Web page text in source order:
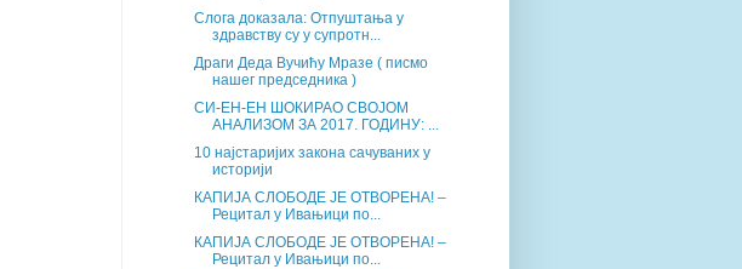
Слога доказала: Отпуштања у
здравству су у супротн...
Драги Деда Вучићу Мразе ( писмо
нашег председника )
СИ-ЕН-ЕН ШОКИРАО СВОЈОМ
АНАЛИЗОМ ЗА 2017. ГОДИНУ: ...
10 најстаријих закона сачуваних у
историји
КАПИЈА СЛОБОДЕ ЈЕ ОТВОРЕНА! –
Рецитал у Ивањици по...
КАПИЈА СЛОБОДЕ ЈЕ ОТВОРЕНА! –
Рецитал у Ивањици по...